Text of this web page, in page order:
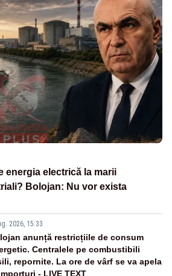
energia electrică la marii
Bolojan: Nu vor exista
2026, 15:33
anunță restricțiile de consum
Centralele pe combustibili
repornite. La ore de vârf se va apela
- LIVE TEXT